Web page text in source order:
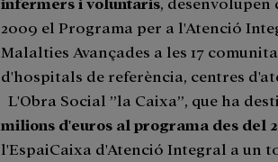
2009 el Programa per a l'Atenció
Malalties Avançades a les 17
d'hospitals de referència, centres
L'Obra Social ”la Caixa”, que ha
milions d'euros al programa des del
l'EspaiCaixa d'Atenció Integral a un